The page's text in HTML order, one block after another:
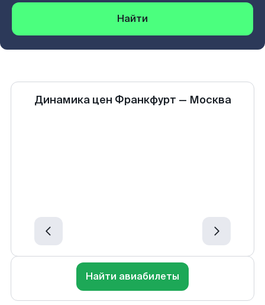
Найти
Динамика цен Франкфурт — Москва
Найти авиабилеты